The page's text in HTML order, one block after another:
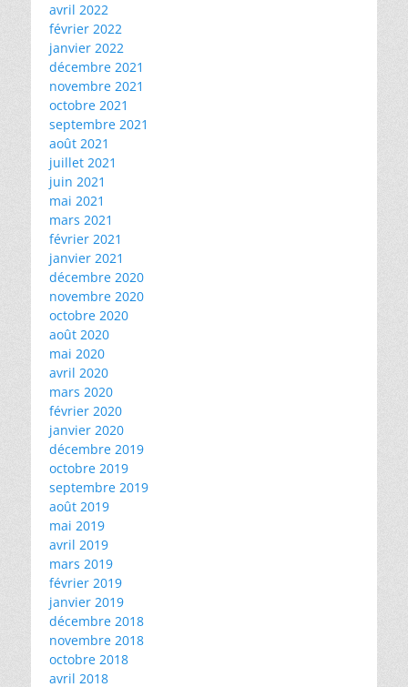
avril 2022
février 2022
janvier 2022
décembre 2021
novembre 2021
octobre 2021
septembre 2021
août 2021
juillet 2021
juin 2021
mai 2021
mars 2021
février 2021
janvier 2021
décembre 2020
novembre 2020
octobre 2020
août 2020
mai 2020
avril 2020
mars 2020
février 2020
janvier 2020
décembre 2019
octobre 2019
septembre 2019
août 2019
mai 2019
avril 2019
mars 2019
février 2019
janvier 2019
décembre 2018
novembre 2018
octobre 2018
avril 2018